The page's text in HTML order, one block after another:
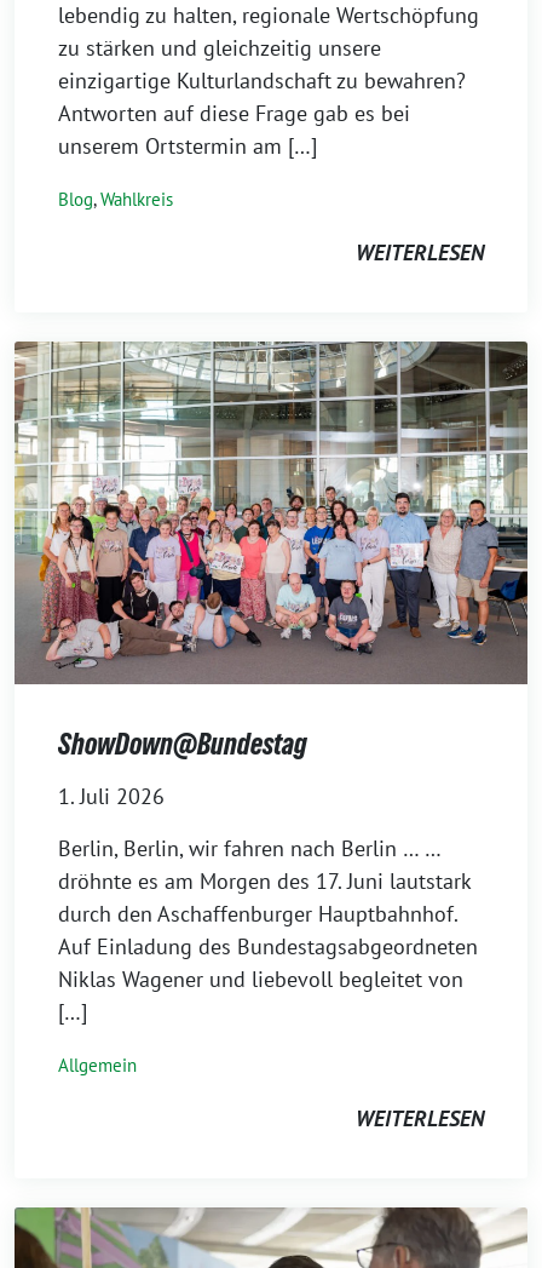
lebendig zu halten, regionale Wertschöpfung
zu stärken und gleichzeitig unsere
einzigartige Kulturlandschaft zu bewahren?
Antworten auf diese Frage gab es bei
unserem Ortstermin am […]
Blog,Wahlkreis
WEITERLESEN
ShowDown@Bundestag
1. Juli 2026
Berlin, Berlin, wir fahren nach Berlin … …
dröhnte es am Morgen des 17. Juni lautstark
durch den Aschaffenburger Hauptbahnhof.
Auf Einladung des Bundestagsabgeordneten
Niklas Wagener und liebevoll begleitet von
[…]
Allgemein
WEITERLESEN